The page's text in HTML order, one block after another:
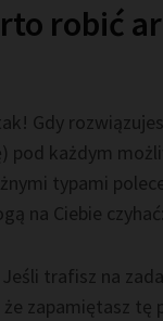
robić
Gdy
pod każdym
typami
na Ciebie czyhać:
trafisz na
zapamiętasz tę